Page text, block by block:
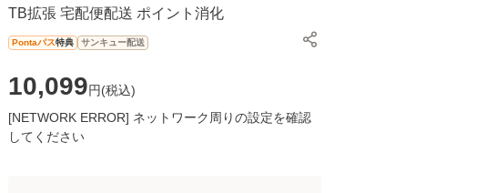
TB拡張 宅配便配送 ポイント消化
Pontaパス特典 サンキュー配送
10,099円(税込)
[NETWORK ERROR] ネットワーク周りの設定を確認
してください